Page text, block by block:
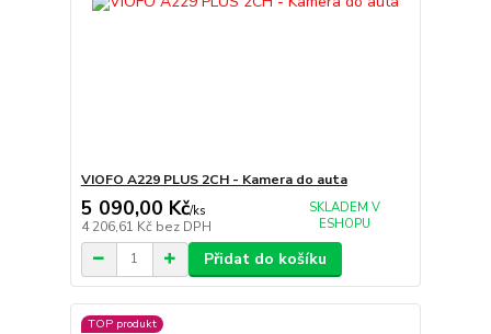
VIOFO A229 PLUS 2CH - Kamera do auta
5 090,00 Kč/ks
4 206,61 Kč bez DPH
SKLADEM V
ESHOPU
Přidat do košíku
TOP produkt